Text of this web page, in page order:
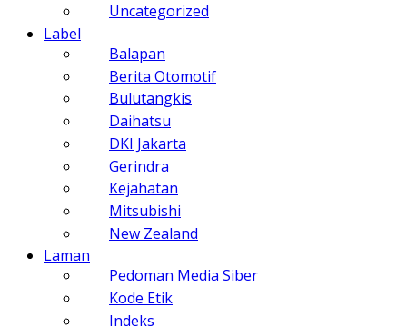
Uncategorized
Label
Balapan
Berita Otomotif
Bulutangkis
Daihatsu
DKI Jakarta
Gerindra
Kejahatan
Mitsubishi
New Zealand
Laman
Pedoman Media Siber
Kode Etik
Indeks